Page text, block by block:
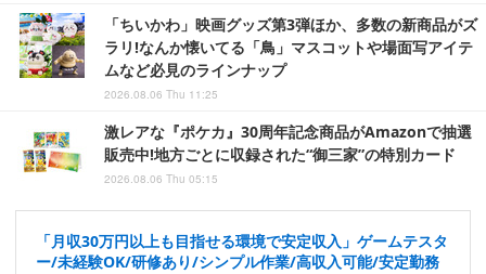
「ちいかわ」映画グッズ第3弾ほか、多数の新商品がズ
ラリ!なんか懐いてる「鳥」マスコットや場面写アイテ
ムなど必見のラインナップ
2026.08.06 Thu 11:25
激レアな『ポケカ』30周年記念商品がAmazonで抽選
販売中!地方ごとに収録された“御三家”の特別カード
2026.08.06 Thu 05:15
「月収30万円以上も目指せる環境で安定収入」ゲームテスタ
ー/未経験OK/研修あり/シンプル作業/高収入可能/安定勤務